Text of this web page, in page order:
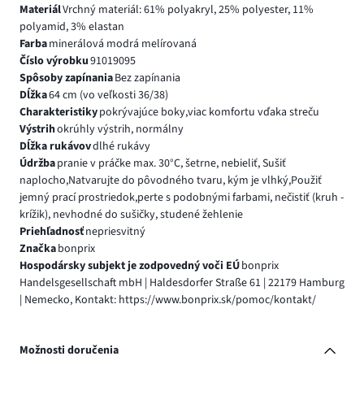
MateriálVrchný materiál: 61% polyakryl, 25% polyester, 11%
polyamid, 3% elastan
Farbaminerálová modrá melírovaná
Číslo výrobku91019095
Spôsoby zapínaniaBez zapínania
Dĺžka64 cm (vo veľkosti 36/38)
Charakteristikypokrývajúce boky,viac komfortu vďaka streču
Výstrihokrúhly výstrih, normálny
Dĺžka rukávovdlhé rukávy
Údržbapranie v práčke max. 30°C, šetrne, nebieliť, Sušiť
naplocho,Natvarujte do pôvodného tvaru, kým je vlhký,Použiť
jemný prací prostriedok,perte s podobnými farbami, nečistiť (kruh -
krížik), nevhodné do sušičky, studené žehlenie
Priehľadnosťnepriesvitný
Značkabonprix
Hospodársky subjekt je zodpovedný voči EÚbonprix
Handelsgesellschaft mbH | Haldesdorfer Straße 61 | 22179 Hamburg
| Nemecko, Kontakt: https://www.bonprix.sk/pomoc/kontakt/
Možnosti doručenia